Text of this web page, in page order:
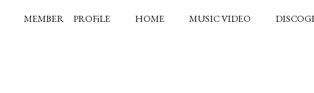
MEMBER PROFiLE HOME MUSIC VIDEO